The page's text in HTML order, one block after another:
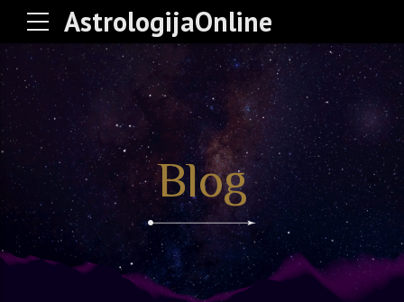
AstrologijaOnline
Blog